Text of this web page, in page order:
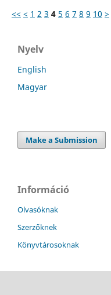
<< < 1 2 3 4 5 6 7 8 9 10 >
Nyelv
English
Magyar
Make a Submission
Információ
Olvasóknak
Szerzőknek
Könyvtárosoknak